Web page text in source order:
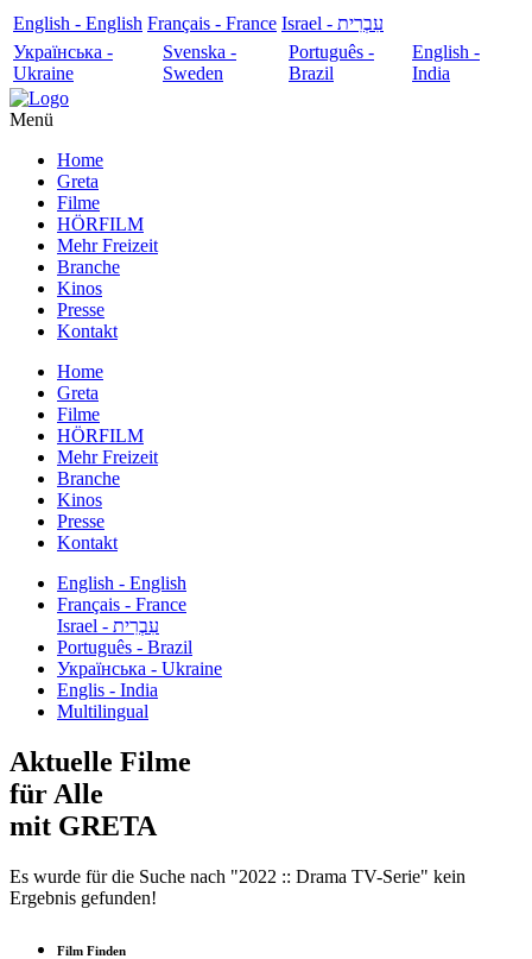
English - English Français - France
עִבְרִית - Israel
Українська -
Ukraine
Svenska -
Sweden
Português -
Brazil
English -
India
Menü
Home
Greta
Filme
HÖRFILM
Mehr Freizeit
Branche
Kinos
Presse
Kontakt
Home
Greta
Filme
HÖRFILM
Mehr Freizeit
Branche
Kinos
Presse
Kontakt
English - English
Français - France
עִבְרִית - Israel
Português - Brazil
Українська - Ukraine
Englis - India
Multilingual
Aktuelle Filme
für Alle
mit GRETA
Es wurde für die Suche nach "2022 :: Drama TV-Serie" kein
Ergebnis gefunden!
Film Finden